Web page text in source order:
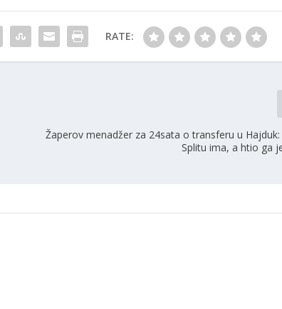
RATE:
Žaperov menadžer za 24sata o transferu u
Splitu ima, a htio ga